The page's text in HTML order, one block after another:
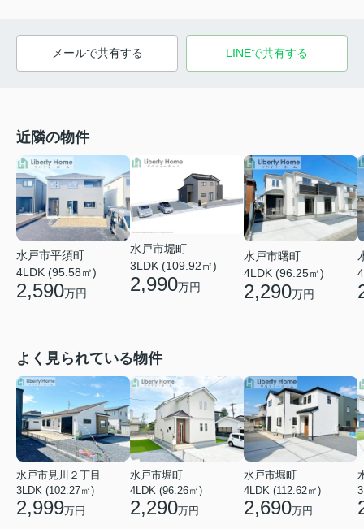
メールで共有する LINEで共有する
近隣の物件
水戸市平須町
4LDK (95.58㎡)
2,590万円
水戸市堀町
3LDK (109.92㎡)
2,990万円
水戸市曙町
4LDK (96.25㎡)
2,290万円
よく見られている物件
水戸市見川２丁目
3LDK (102.27㎡)
2,999万円
水戸市堀町
4LDK (96.26㎡)
2,290万円
水戸市堀町
4LDK (112.62㎡)
2,690万円